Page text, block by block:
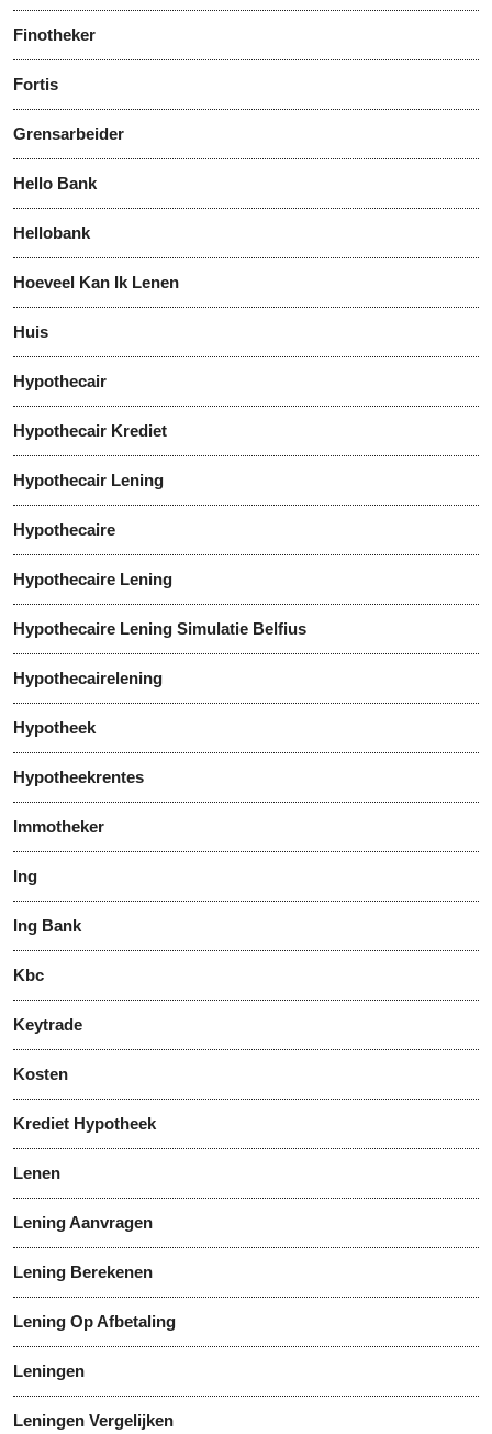
Finotheker
Fortis
Grensarbeider
Hello Bank
Hellobank
Hoeveel Kan Ik Lenen
Huis
Hypothecair
Hypothecair Krediet
Hypothecair Lening
Hypothecaire
Hypothecaire Lening
Hypothecaire Lening Simulatie Belfius
Hypothecairelening
Hypotheek
Hypotheekrentes
Immotheker
Ing
Ing Bank
Kbc
Keytrade
Kosten
Krediet Hypotheek
Lenen
Lening Aanvragen
Lening Berekenen
Lening Op Afbetaling
Leningen
Leningen Vergelijken